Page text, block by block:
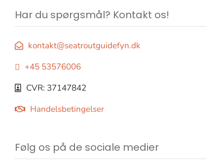
Har du spørgsmål? Kontakt os!
kontakt@seatroutguidefyn.dk
+45 53576006
CVR: 37147842
Handelsbetingelser
Følg os på de sociale medier